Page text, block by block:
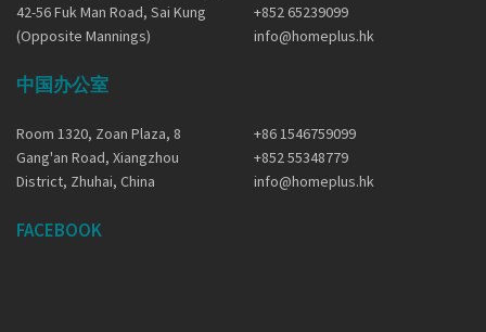
42-56 Fuk Man Road, Sai Kung
(Opposite Mannings)
+852 65239099
info@homeplus.hk
中国办公室
Room 1320, Zoan Plaza, 8
Gang'an Road, Xiangzhou
District, Zhuhai, China
+86 1546759099
+852 55348779
info@homeplus.hk
FACEBOOK